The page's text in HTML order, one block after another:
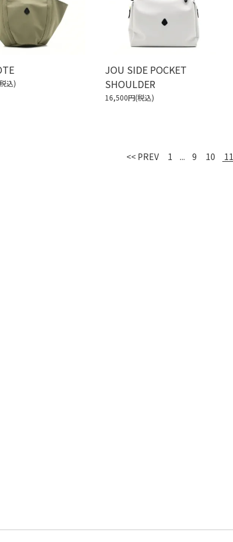
込)
JOU SIDE POCKET
SHOULDER
16,500円(税込)
<< PREV 1 ... 9 10 11